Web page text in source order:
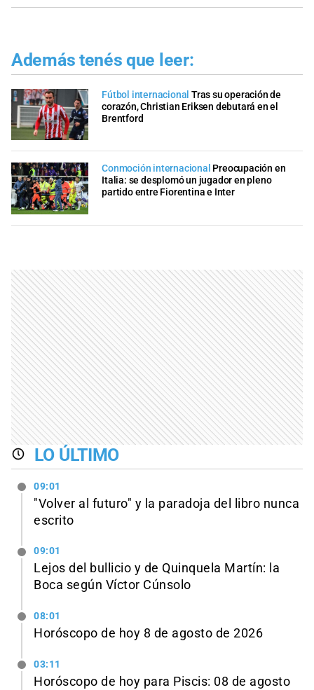
Además tenés que leer:
Fútbol internacional Tras su operación de
corazón, Christian Eriksen debutará en el
Brentford
Conmoción internacional Preocupación en
Italia: se desplomó un jugador en pleno
partido entre Fiorentina e Inter
LO ÚLTIMO
09:01
"Volver al futuro" y la paradoja del libro nunca
escrito
09:01
Lejos del bullicio y de Quinquela Martín: la
Boca según Víctor Cúnsolo
08:01
Horóscopo de hoy 8 de agosto de 2026
03:11
Horóscopo de hoy para Piscis: 08 de agosto